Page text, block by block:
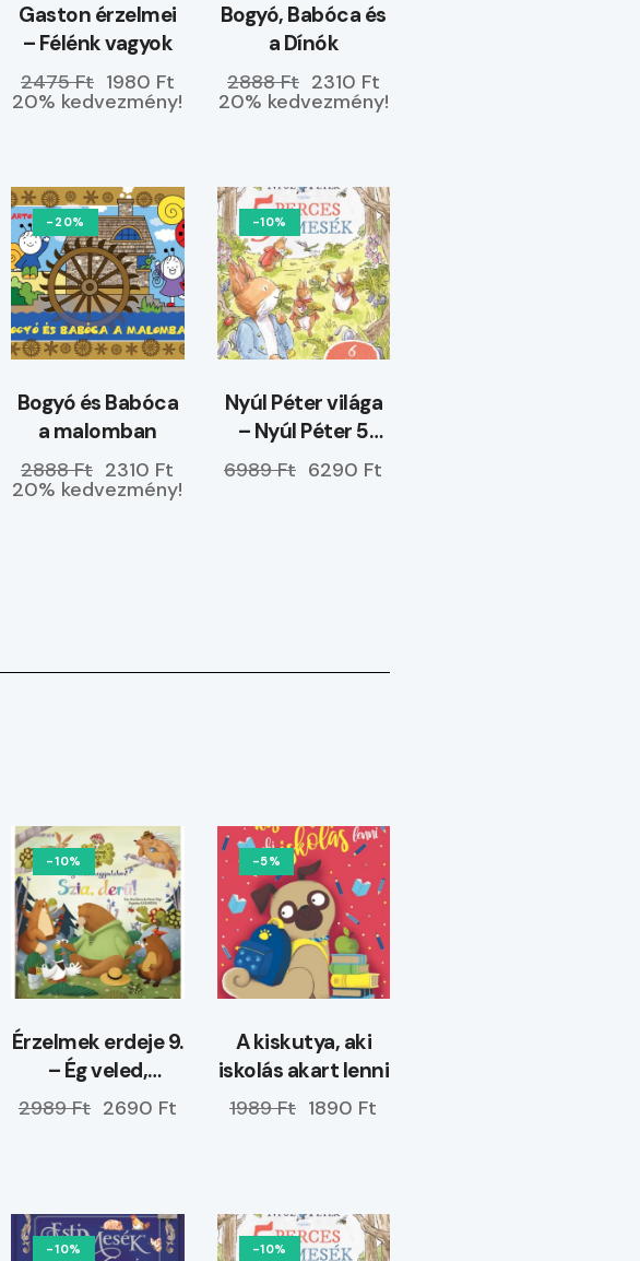
Gaston érzelmei
– Félénk vagyok
2475 Ft 1980 Ft
20% kedvezmény!
Bogyó, Babóca és
a Dínók
2888 Ft 2310 Ft
20% kedvezmény!
-20%
Bogyó és Babóca
a malomban
2888 Ft 2310 Ft
20% kedvezmény!
-10%
Nyúl Péter világa
– Nyúl Péter 5
perces mesék –
6989 Ft 6290 Ft
-10%
Érzelmek erdeje 9.
– Ég veled,
aggodalom! Szia,
2989 Ft 2690 Ft
-5%
A kiskutya, aki
iskolás akart lenni
1989 Ft 1890 Ft
-10% -10%